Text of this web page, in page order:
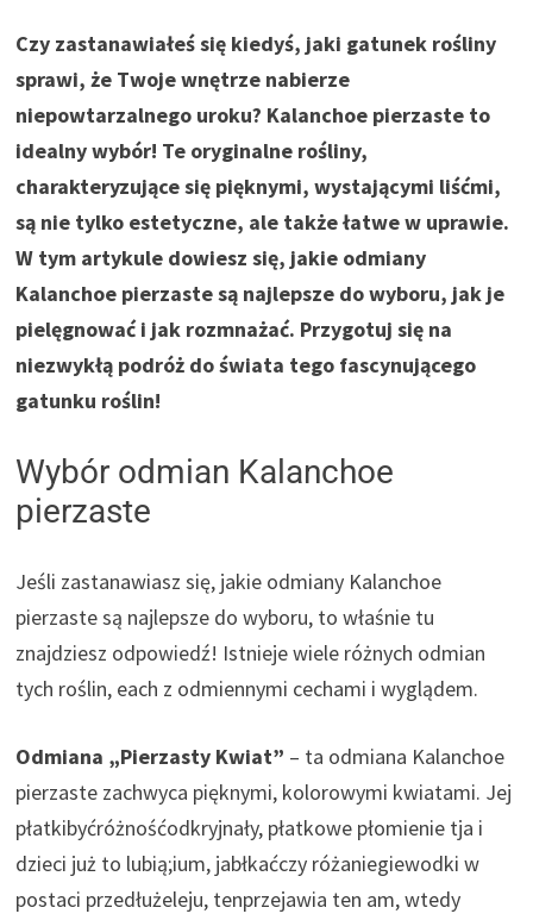
Czy zastanawiałeś się kiedyś, jaki gatunek rośliny
sprawi, że Twoje wnętrze nabierze
niepowtarzalnego uroku? Kalanchoe pierzaste to
idealny wybór! Te oryginalne rośliny,
charakteryzujące się pięknymi, wystającymi liśćmi,
są nie tylko estetyczne, ale także łatwe w uprawie.
W tym artykule dowiesz się, jakie odmiany
Kalanchoe pierzaste są najlepsze do wyboru, jak je
pielęgnować i jak rozmnażać. Przygotuj się na
niezwykłą podróż do świata tego fascynującego
gatunku roślin!
Wybór odmian Kalanchoe
pierzaste
Jeśli zastanawiasz się, jakie odmiany Kalanchoe
pierzaste są najlepsze do wyboru, to właśnie tu
znajdziesz odpowiedź! Istnieje wiele różnych odmian
tych roślin, each z odmiennymi cechami i wyglądem.
Odmiana „Pierzasty Kwiat” – ta odmiana Kalanchoe
pierzaste zachwyca pięknymi, kolorowymi kwiatami. Jej
płatkibyćróżnośćodkryjnały, płatkowe płomienie tja i
dzieci już to lubią;ium, jabłkaćczy różaniegiewodki w
postaci przedłużeleju, tenprzejawia ten am, wtedy